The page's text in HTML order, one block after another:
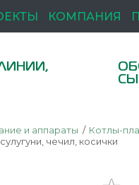
КОМПАНИЯ
и аппараты
Котлы-
чечил, косички